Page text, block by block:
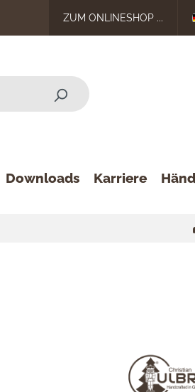
ZUM ONLINESHOP ...
Downloads Karriere